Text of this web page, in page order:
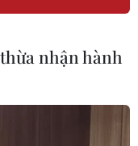
nhận hành